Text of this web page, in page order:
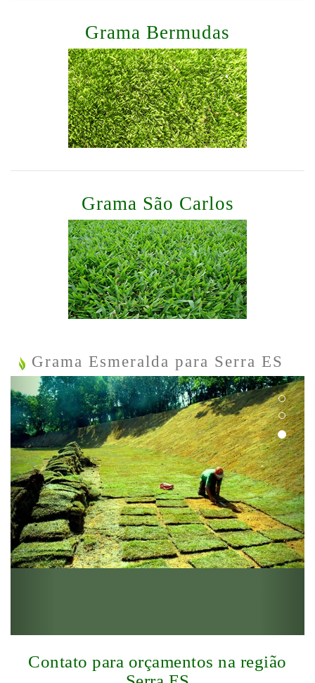
Grama Bermudas
Grama São Carlos
Grama Esmeralda para Serra ES
Previous Next
Contato para orçamentos na região